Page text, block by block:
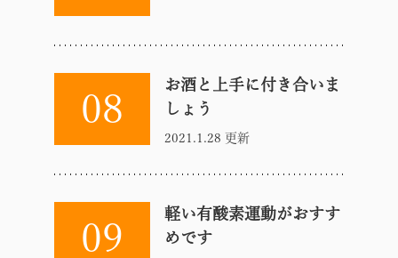
08
お酒と上手に付き合いま
しょう
2021.1.28 更新
09
軽い有酸素運動がおすす
めです